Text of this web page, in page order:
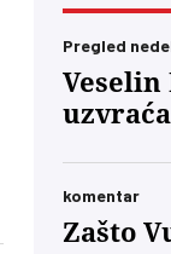
Pregled
komentar
Zašto